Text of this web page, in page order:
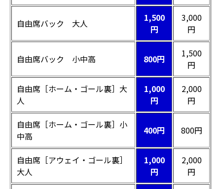
自由席バック 大人
1,500
円
3,000
円
自由席バック 小中高 800円
1,500
円
自由席［ホーム・ゴール裏］大
人
1,000
円
2,000
円
自由席［ホーム・ゴール裏］小
中高
400円 800円
自由席［アウェイ・ゴール裏］
大人
1,000
円
2,000
円